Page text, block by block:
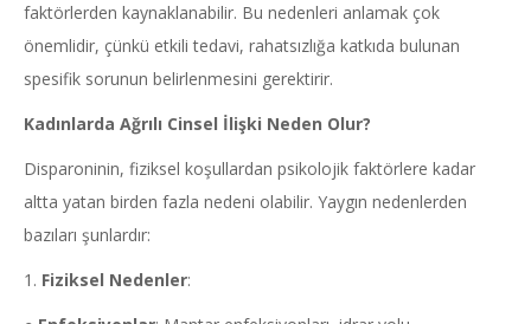
faktörlerden kaynaklanabilir. Bu nedenleri anlamak çok
önemlidir, çünkü etkili tedavi, rahatsızlığa katkıda bulunan
spesifik sorunun belirlenmesini gerektirir.
Kadınlarda Ağrılı Cinsel İlişki Neden Olur?
Disparoninin, fiziksel koşullardan psikolojik faktörlere kadar
altta yatan birden fazla nedeni olabilir. Yaygın nedenlerden
bazıları şunlardır:
1. Fiziksel Nedenler: